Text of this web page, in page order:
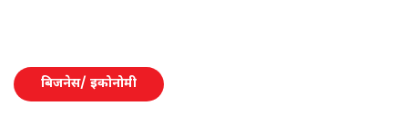
बिजनेस/ इकोनोमी